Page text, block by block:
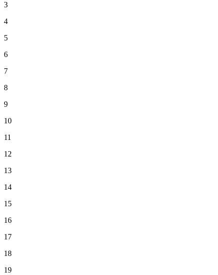
3
4
5
6
7
8
9
10
11
12
13
14
15
16
17
18
19